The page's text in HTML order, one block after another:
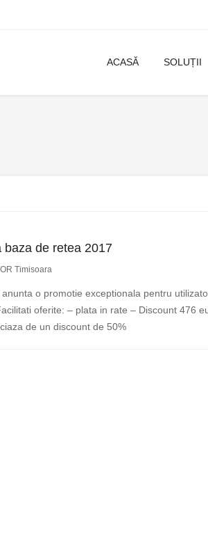
ACASĂ SOLUȚII
baza de retea 2017
Timisoara
o promotie exceptionala pentru
oferite: – plata in rate – Discount 476
de un discount de 50%